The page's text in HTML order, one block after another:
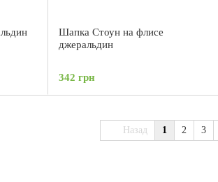
Шапка Стоун на флисе
джеральдин
342 грн
Назад 1 2 3